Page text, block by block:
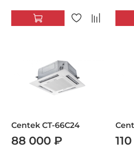
Centek CT-66C24
88 000 ₽